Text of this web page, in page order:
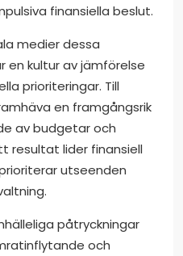
finansiella beslut.
medier dessa
en kultur av jämförelse
prioriteringar. Till
en framgångsrik
av budgetar och
resultat lider finansiell
utseenden
påtryckningar
och